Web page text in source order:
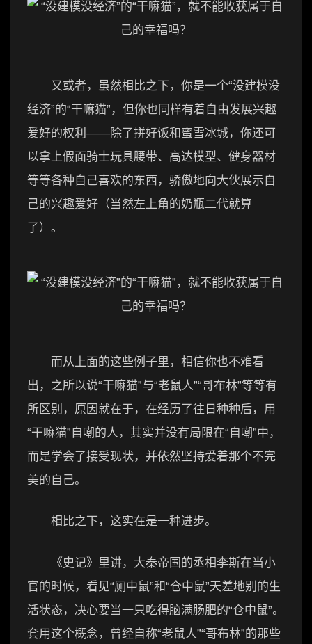
又或者，虽然相比之下，你是一个“没建模没
经济”的“干嘛猫”，但你也同样有着自由发展兴趣
爱好的权利——除了拼好饭和蜜雪冰城，你还可
以拿上假面骑士玩具腰带、高达模型、健身器材
等等各种自己喜欢的东西，骄傲地向大伙展示自
己的兴趣爱好（当然左上角的奶瓶二代就算
了）。
而从上面的这些例子里，相信你也不难看
出，之所以说“干嘛猫”与“老鼠人”“哥布林”等等有
所区别，原因就在于，在经历了往日种种后，用
“干嘛猫”自嘲的人，其实并没有局限在“自嘲”中，
而是学会了接受现状，并依然坚持爱着那个不完
美的自己。
相比之下，这实在是一种进步。
《史记》里讲，大秦帝国的丞相李斯在当小
官的时候，看见“厕中鼠”和“仓中鼠”天差地别的生
活状态，决心要当一只吃得脑满肠肥的“仓中鼠”。
套用这个概念，曾经自称“老鼠人”“哥布林”的那些